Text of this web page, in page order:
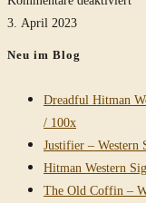
3. April 2023
Neu im Blog
Dreadful Hitman
/ 100x
Justifier –
Hitman Western
The Old Coffin –